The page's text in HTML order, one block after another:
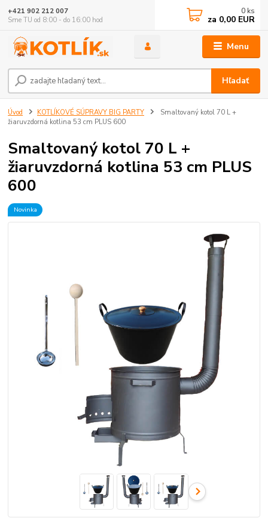
Menu
Hľadať
+421 902 212 007
Sme TU od 8:00 - do 16:00 hod
0 ks
za 0,00 EUR
Úvod KOTLÍKOVÉ SÚPRAVY BIG PARTY
Smaltovaný kotol 70 L +
žiaruvzdorná kotlina 53 cm PLUS 600
Smaltovaný kotol 70 L +
žiaruvzdorná kotlina 53 cm PLUS
600
Novinka